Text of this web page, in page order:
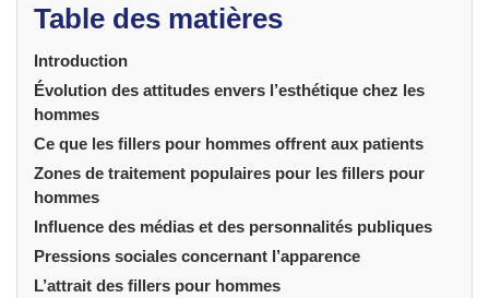
Table des matières
Introduction
Évolution des attitudes envers l’esthétique chez les
hommes
Ce que les fillers pour hommes offrent aux patients
Zones de traitement populaires pour les fillers pour
hommes
Influence des médias et des personnalités publiques
Pressions sociales concernant l’apparence
L’attrait des fillers pour hommes